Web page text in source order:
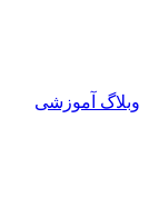
وبلاگ آموزشی